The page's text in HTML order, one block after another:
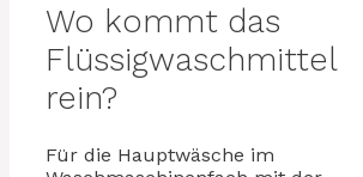
Wo kommt das
Flüssigwaschmittel
rein?
Für die Hauptwäsche im